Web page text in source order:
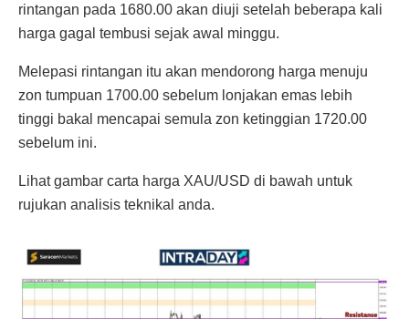
rintangan pada 1680.00 akan diuji setelah beberapa kali
harga gagal tembusi sejak awal minggu.
Melepasi rintangan itu akan mendorong harga menuju
zon tumpuan 1700.00 sebelum lonjakan emas lebih
tinggi bakal mencapai semula zon ketinggian 1720.00
sebelum ini.
Lihat gambar carta harga XAU/USD di bawah untuk
rujukan analisis teknikal anda.